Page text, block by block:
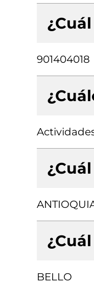
901404018
BELLO